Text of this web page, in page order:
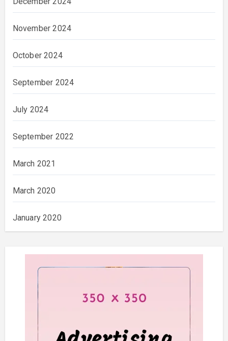
November 2024
October 2024
September 2024
July 2024
September 2022
March 2021
March 2020
January 2020